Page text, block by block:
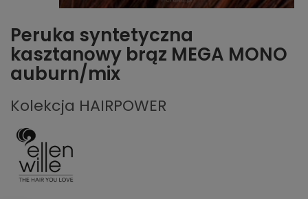
Peruka syntetyczna
kasztanowy brąz MEGA MONO
auburn/mix
Kolekcja HAIRPOWER